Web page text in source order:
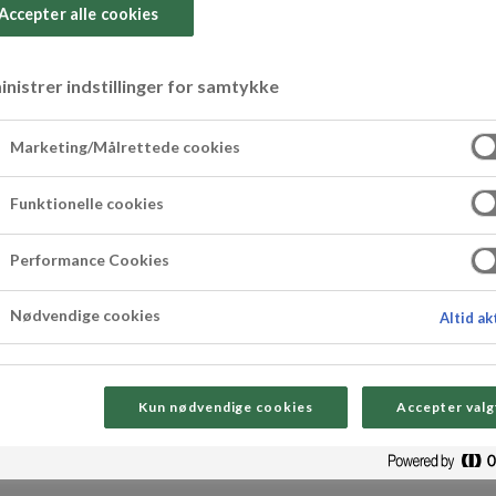
cappuccino
og sjokolade! Denne panna cottaen a la
marsipanhjerter. En romantisk og
alle cookies
indstillinger for samtykke
Marketing/Målrettede cookies
Funktionelle cookies
Performance Cookies
Nødvendige cookies Altid
Kun nødvendige cookies Accepter